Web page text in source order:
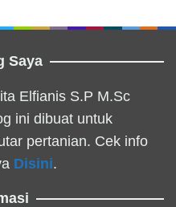
Saya
Elfianis S.P M.Sc
ini dibuat untuk
pertanian. Cek info
Disini.